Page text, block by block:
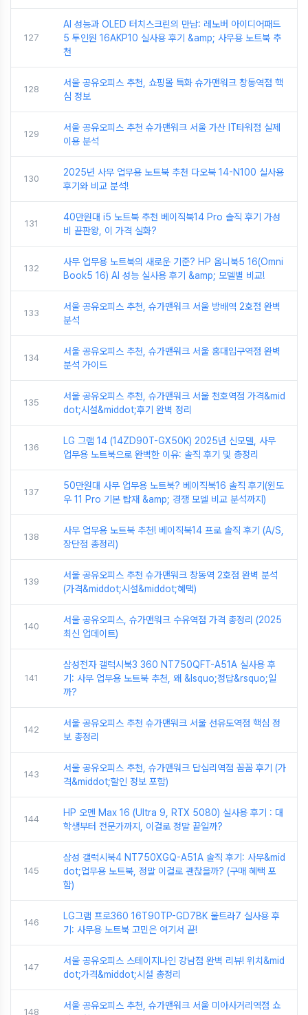
127
AI 성능과 OLED 터치스크린의 만남: 레노버 아이디어패드
5 투인원 16AKP10 실사용 후기 &amp; 사무용 노트북 추
천
128
서울 공유오피스 추천, 쇼핑몰 특화 슈가맨워크 창동역점 핵
심 정보
129
서울 공유오피스 추천 슈가맨워크 서울 가산 IT타워점 실제
이용 분석
130
2025년 사무 업무용 노트북 추천 다오북 14-N100 실사용
후기와 비교 분석!
131
40만원대 i5 노트북 추천 베이직북14 Pro 솔직 후기 가성
비 끝판왕, 이 가격 실화?
132
사무 업무용 노트북의 새로운 기준? HP 옴니북5 16(Omni
Book5 16) AI 성능 실사용 후기 &amp; 모델별 비교!
133
서울 공유오피스 추천, 슈가맨워크 서울 방배역 2호점 완벽
분석
134
서울 공유오피스 추천, 슈가맨워크 서울 홍대입구역점 완벽
분석 가이드
135
서울 공유오피스 추천, 슈가맨워크 서울 천호역점 가격&mid
dot;시설&middot;후기 완벽 정리
136
LG 그램 14 (14ZD90T-GX50K) 2025년 신모델, 사무
업무용 노트북으로 완벽한 이유: 솔직 후기 및 총정리
137
50만원대 사무 업무용 노트북? 베이직북16 솔직 후기(윈도
우 11 Pro 기본 탑재 &amp; 경쟁 모델 비교 분석까지)
138
사무 업무용 노트북 추천! 베이직북14 프로 솔직 후기 (A/S,
장단점 총정리)
139
서울 공유오피스 추천 슈가맨워크 창동역 2호점 완벽 분석
(가격&middot;시설&middot;혜택)
140
서울 공유오피스, 슈가맨워크 수유역점 가격 총정리 (2025
최신 업데이트)
141
삼성전자 갤럭시북3 360 NT750QFT-A51A 실사용 후
기: 사무 업무용 노트북 추천, 왜 &lsquo;정답&rsquo;일
까?
142
서울 공유오피스 추천 슈가맨워크 서울 선유도역점 핵심 정
보 총정리
143
서울 공유오피스 추천, 슈가맨워크 답십리역점 꼼꼼 후기 (가
격&middot;할인 정보 포함)
144
HP 오멘 Max 16 (Ultra 9, RTX 5080) 실사용 후기 : 대
학생부터 전문가까지, 이걸로 정말 끝일까?
145
삼성 갤럭시북4 NT750XGQ-A51A 솔직 후기: 사무&mid
dot;업무용 노트북, 정말 이걸로 괜찮을까? (구매 혜택 포
함)
146
LG그램 프로360 16T90TP-GD7BK 울트라7 실사용 후
기: 사무용 노트북 고민은 여기서 끝!
147
서울 공유오피스 스테이지나인 강남점 완벽 리뷰! 위치&mid
dot;가격&middot;시설 총정리
148
서울 공유오피스 추천, 슈가맨워크 서울 미아사거리역점 쇼